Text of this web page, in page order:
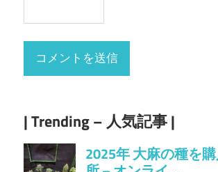
| Trending – 人気記事 |